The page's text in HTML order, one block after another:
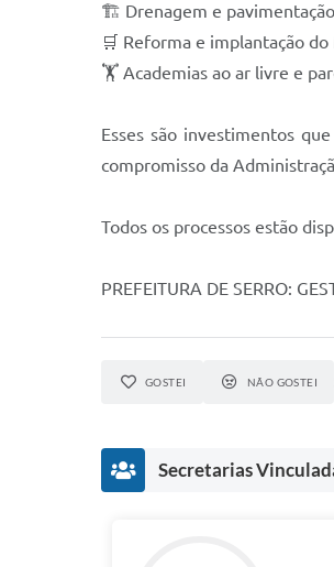
🏗️ Drenagem e
🛒 Reforma e implantação
🏋️ Academias ao ar livre e
Esses são investimentos
compromisso da
Todos os processos estão
PREFEITURA DE SERRO:
GOSTEI NÃO GOSTEI
Secretarias